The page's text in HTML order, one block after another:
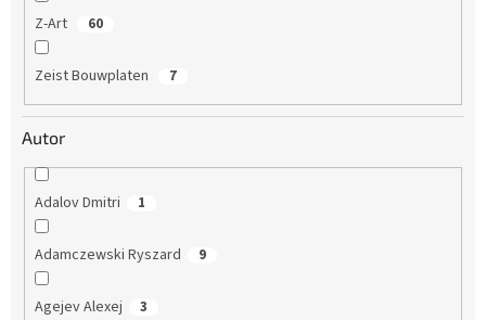
Z-Art 60
Zeist Bouwplaten 7
Autor
Adalov Dmitri 1
Adamczewski Ryszard 9
Agejev Alexej 3